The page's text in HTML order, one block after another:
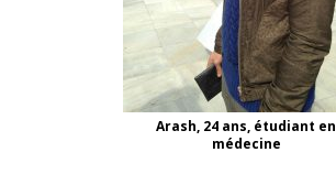
Arash, 24 ans, étudiant en
médecine